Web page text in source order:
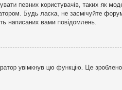
певних користувачів, таких як
Будь ласка, не засмічуйте
написаних вами повідомлень.
увімкнув цю функцію. Це